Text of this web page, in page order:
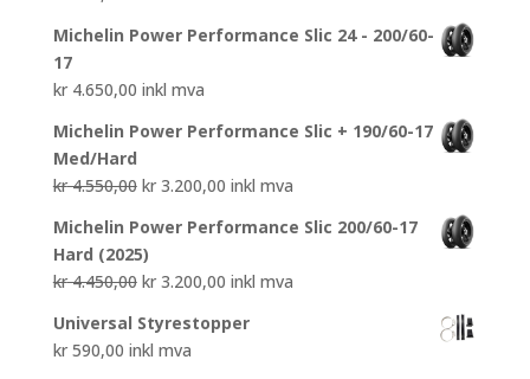
Michelin Power Performance Slic 24 - 200/60-
17
kr4.650,00 inkl mva
Michelin Power Performance Slic + 190/60-17
Med/Hard
kr4.550,00 Opprinnelig
var:
kr 4.550,00.
kr3.200,00Nåværende
er:
inkl mva
Michelin Power Performance Slic 200/60-17
Hard (2025)
kr4.450,00 Opprinnelig
var:
kr 4.450,00.
kr3.200,00Nåværende
er:
inkl mva
Universal Styrestopper
kr590,00 inkl mva